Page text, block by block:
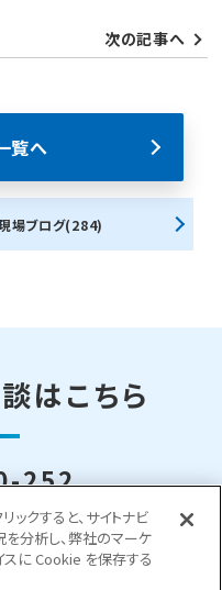
次の記事へ
覧へ
場ブログ(284)
はこちら
252
～18:00
ーム
ックすると、サイトナビ
を分析し、弊社のマーケ
スに Cookie を保存する